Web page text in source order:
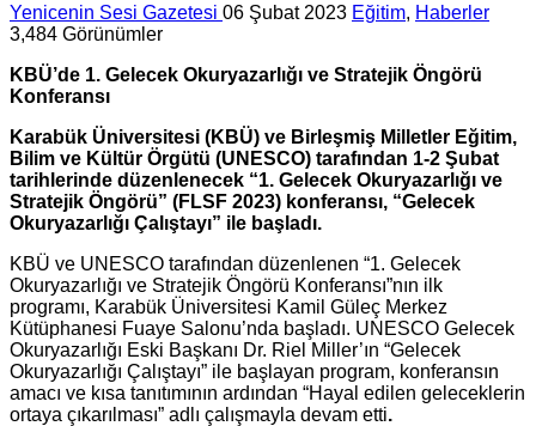
Yenicenin Sesi Gazetesi 06 Şubat 2023 Eğitim, Haberler
3,484 Görünümler
KBÜ’de 1. Gelecek Okuryazarlığı ve Stratejik Öngörü
Konferansı
Karabük Üniversitesi (KBÜ) ve Birleşmiş Milletler Eğitim,
Bilim ve Kültür Örgütü (UNESCO) tarafından 1-2 Şubat
tarihlerinde düzenlenecek “1. Gelecek Okuryazarlığı ve
Stratejik Öngörü” (FLSF 2023) konferansı, “Gelecek
Okuryazarlığı Çalıştayı” ile başladı.
KBÜ ve UNESCO tarafından düzenlenen “1. Gelecek
Okuryazarlığı ve Stratejik Öngörü Konferansı”nın ilk
programı, Karabük Üniversitesi Kamil Güleç Merkez
Kütüphanesi Fuaye Salonu’nda başladı. UNESCO Gelecek
Okuryazarlığı Eski Başkanı Dr. Riel Miller’ın “Gelecek
Okuryazarlığı Çalıştayı” ile başlayan program, konferansın
amacı ve kısa tanıtımının ardından “Hayal edilen geleceklerin
ortaya çıkarılması” adlı çalışmayla devam etti.